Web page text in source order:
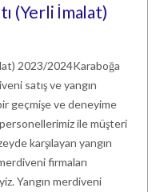
(Yerli İmalat)
2023/2024Karaboğa
satış ve yangın
geçmişe ve deneyime
ile müşteri
karşılayan yangın
firmaları
Yangın merdiveni